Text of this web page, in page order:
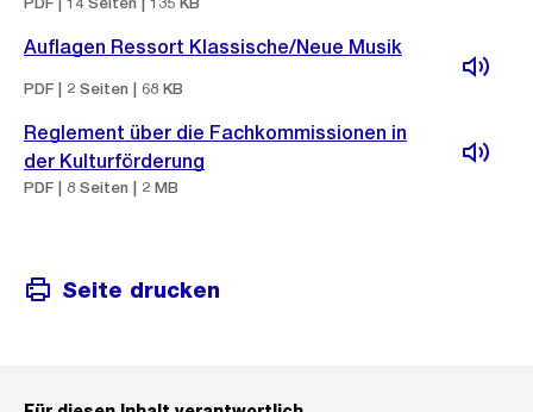
Auflagen Ressort Klassische/Neue Musik
PDF | 2 Seiten | 68 KB
Reglement über die Fachkommissionen in
der Kulturförderung
PDF | 8 Seiten | 2 MB
Seite drucken